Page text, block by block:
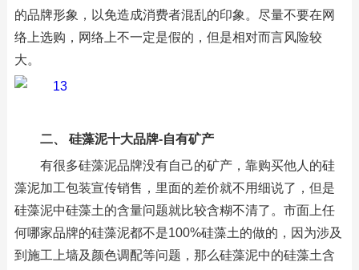
的品牌形象，以免造成消费者混乱的印象。尽量不要在网
络上选购，网络上不一定是假的，但是相对而言风险较
大。
二、 硅藻泥十大品牌-自有矿产
有很多硅藻泥品牌没有自己的矿产，靠购买他人的硅
藻泥加工包装宣传销售，里面的差价就不用细说了，但是
硅藻泥中硅藻土的含量问题就比较含糊不清了。市面上任
何哪家品牌的硅藻泥都不是100%硅藻土的做的，因为涉及
到施工上墙及颜色调配等问题，那么硅藻泥中的硅藻土含